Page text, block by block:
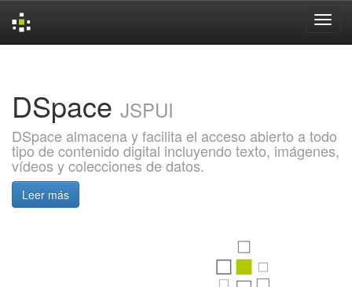
DSpace JSPUI
DSpace almacena y facilita el acceso abierto a todo
tipo de contenido digital incluyendo texto, imágenes,
vídeos y colecciones de datos.
Leer más